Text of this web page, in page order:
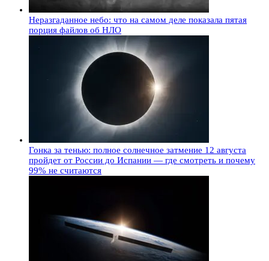
Неразгаданное небо: что на самом деле показала пятая
порция файлов об НЛО
Гонка за тенью: полное солнечное затмение 12 августа
пройдет от России до Испании — где смотреть и почему
99% не считаются